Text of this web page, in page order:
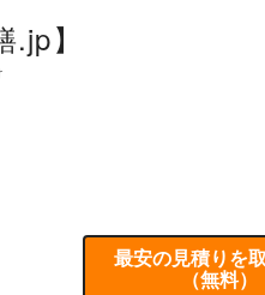
】
最安の見積りを
（無料）